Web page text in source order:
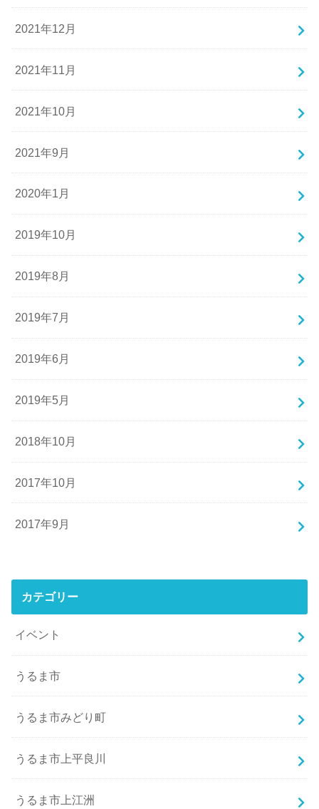
2021年12月
2021年11月
2021年10月
2021年9月
2020年1月
2019年10月
2019年8月
2019年7月
2019年6月
2019年5月
2018年10月
2017年10月
2017年9月
カテゴリー
イベント
うるま市
うるま市みどり町
うるま市上平良川
うるま市上江洲